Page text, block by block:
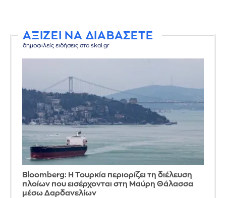
ΑΞΙΖΕΙ ΝΑ ΔΙΑΒΑΣΕΤΕ
δημοφιλείς ειδήσεις στο skai.gr
Bloomberg: Η Τουρκία περιορίζει τη διέλευση
πλοίων που εισέρχονται στη Μαύρη Θάλασσα
μέσω Δαρδανελίων